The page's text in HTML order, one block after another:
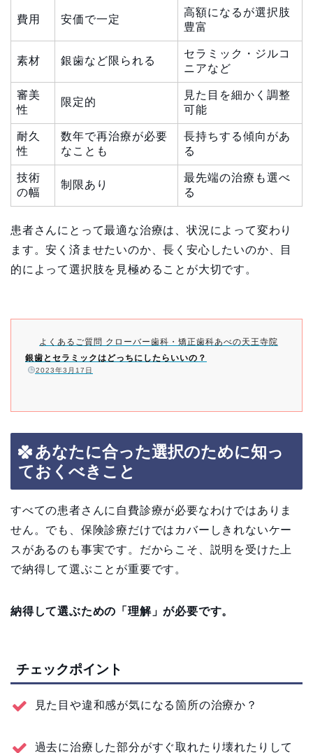
費用 安価で一定
高額になるが選択肢
豊富
素材 銀歯など限られる
セラミック・ジルコ
ニアなど
審美
性
限定的
見た目を細かく調整
可能
耐久
性
数年で再治療が必要
なことも
長持ちする傾向があ
る
技術
の幅
制限あり
最先端の治療も選べ
る
患者さんにとって最適な治療は、状況によって変わり
ます。安く済ませたいのか、長く安心したいのか、目
的によって選択肢を見極めることが大切です。
よくあるご質問 クローバー歯科・矯正歯科あべの天王寺院
銀歯とセラミックはどっちにしたらいいの？
2023年3月17日
あなたに合った選択のために知っ
ておくべきこと
すべての患者さんに自費診療が必要なわけではありま
せん。でも、保険診療だけではカバーしきれないケー
スがあるのも事実です。だからこそ、説明を受けた上
で納得して選ぶことが重要です。
納得して選ぶための「理解」が必要です。
チェックポイント
見た目や違和感が気になる箇所の治療か？
過去に治療した部分がすぐ取れたり壊れたりして